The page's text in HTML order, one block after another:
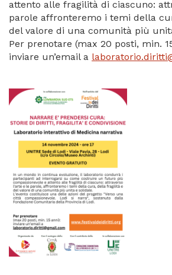
attento alle fragilità di ciascuno:
parole affronteremo i temi della
del valore di una comunità più
Per prenotare (max 20 posti, min.
inviare un’email a